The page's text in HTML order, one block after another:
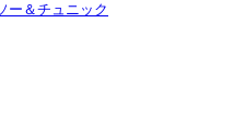
ー＆チュニック